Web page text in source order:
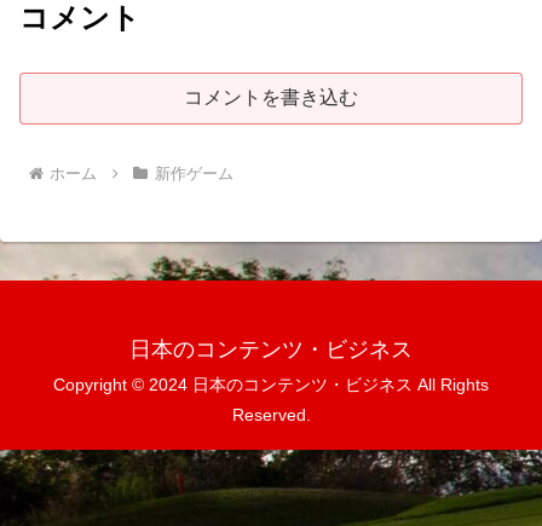
コメント
コメントを書き込む
ホーム 新作ゲーム
日本のコンテンツ・ビジネス
Copyright © 2024 日本のコンテンツ・ビジネス All Rights
Reserved.